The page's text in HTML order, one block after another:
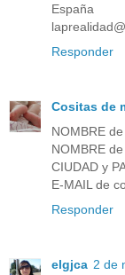
España
Responder
Cositas de
NOMBRE
NOMBRE
CIUDAD y
E-MAIL de
Responder
elgjca 2 de